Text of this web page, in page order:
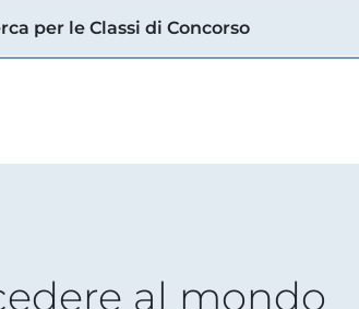
per le Classi di Concorso
al mondo